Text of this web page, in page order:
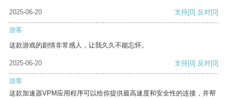
2025-06-20 支持[0] 反对[0]
游客
这款游戏的剧情非常感人，让我久久不能忘怀。
2025-06-20 支持[0] 反对[0]
游客
这款加速器VPM应用程序可以给你提供最高速度和安全性的连接，并帮